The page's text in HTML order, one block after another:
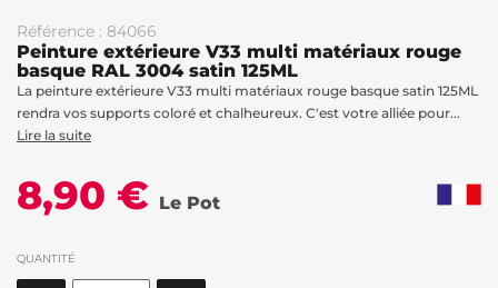
Référence : 84066
Peinture extérieure V33 multi matériaux rouge
basque RAL 3004 satin 125ML
La peinture extérieure V33 multi matériaux rouge basque satin 125ML
rendra vos supports coloré et chalheureux. C'est votre alliée pour...
Lire la suite
8,90 € Le Pot
QUANTITÉ